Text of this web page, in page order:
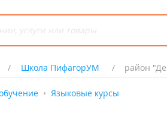
Школа ПифагорУМ район
Языковые курсы